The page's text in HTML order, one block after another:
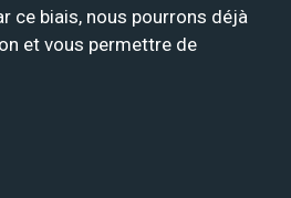
ce biais, nous pourrons déjà
et vous permettre de